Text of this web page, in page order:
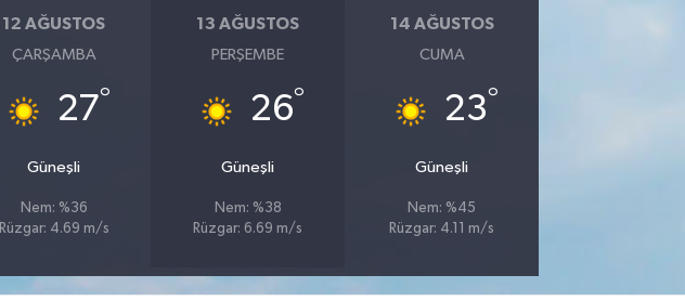
12 AĞUSTOS
ÇARŞAMBA
27°
Güneşli
Nem: %36
Rüzgar: 4.69 m/s
13 AĞUSTOS
PERŞEMBE
26°
Güneşli
Nem: %38
Rüzgar: 6.69 m/s
14 AĞUSTOS
CUMA
23°
Güneşli
Nem: %45
Rüzgar: 4.11 m/s